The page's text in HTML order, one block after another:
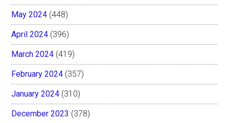
May 2024 (448)
April 2024 (396)
March 2024 (419)
February 2024 (357)
January 2024 (310)
December 2023 (378)